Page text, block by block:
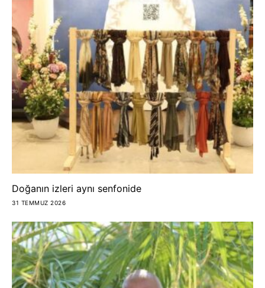
Doğanın izleri aynı senfonide
31 TEMMUZ 2026